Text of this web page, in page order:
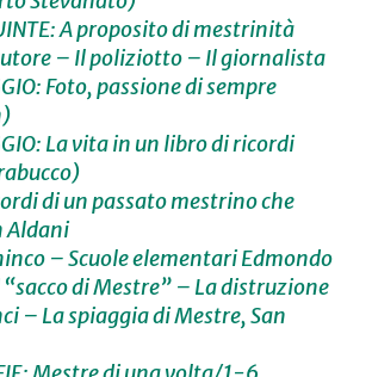
A proposito di mestrinità
– Il poliziotto – Il giornalista
Foto, passione di sempre
La vita in un libro di ricordi
di un passato mestrino che
Aldani
– Scuole elementari Edmondo
di Mestre” – La distruzione
– La spiaggia di Mestre, San